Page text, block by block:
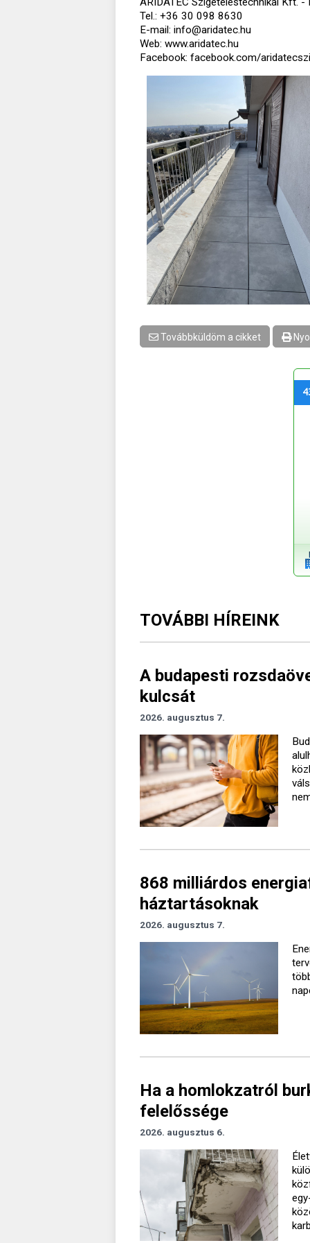
Tel.: +36 30 098 8630
E-mail: info@aridatec.hu
Web: www.aridatec.hu
Facebook: facebook.com/
Továbbküldöm a cikket
TOVÁBBI HÍREINK
A budapesti
kulcsát
2026. augusztus 7.
868 milliárdos
háztartásoknak
2026. augusztus 7.
Ha a homlokzatról
felelőssége
2026. augusztus 6.